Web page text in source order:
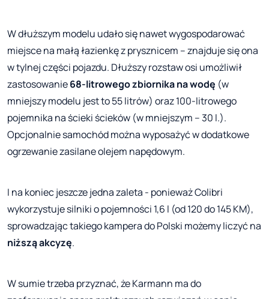
W dłuższym modelu udało się nawet wygospodarować
miejsce na małą łazienkę z prysznicem – znajduje się ona
w tylnej części pojazdu. Dłuższy rozstaw osi umożliwił
zastosowanie68-litrowego zbiornika na wodę (w
mniejszy modelu jest to 55 litrów) oraz 100-litrowego
pojemnika na ścieki ścieków (w mniejszym – 30 l.).
Opcjonalnie samochód można wyposażyć w dodatkowe
ogrzewanie zasilane olejem napędowym.
I na koniec jeszcze jedna zaleta - ponieważ Colibri
wykorzystuje silniki o pojemności 1,6 l (od 120 do 145 KM),
sprowadzając takiego kampera do Polski możemy liczyć na
niższą akcyzę.
W sumie trzeba przyznać, że Karmann ma do